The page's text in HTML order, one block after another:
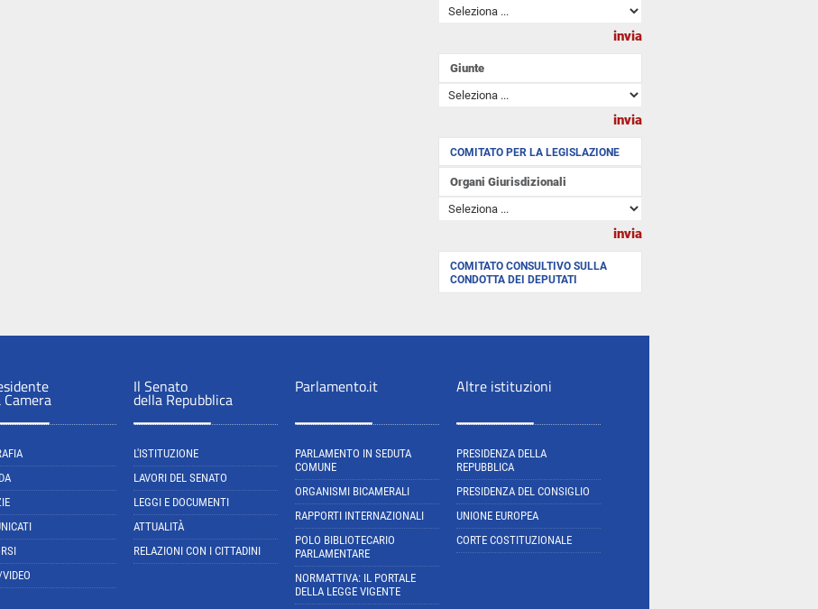
Giunte
COMITATO PER LA LEGISLAZIONE
Organi Giurisdizionali
COMITATO CONSULTIVO SULLA
CONDOTTA DEI DEPUTATI
Il Senato
della Repubblica
L'ISTITUZIONE
LAVORI DEL SENATO
LEGGI E DOCUMENTI
ATTUALITÀ
RELAZIONI CON I CITTADINI
Parlamento.it
PARLAMENTO IN SEDUTA
COMUNE
ORGANISMI BICAMERALI
RAPPORTI INTERNAZIONALI
POLO BIBLIOTECARIO
PARLAMENTARE
NORMATTIVA: IL PORTALE
DELLA LEGGE VIGENTE
Altre istituzioni
PRESIDENZA DELLA
REPUBBLICA
PRESIDENZA DEL CONSIGLIO
UNIONE EUROPEA
CORTE COSTITUZIONALE